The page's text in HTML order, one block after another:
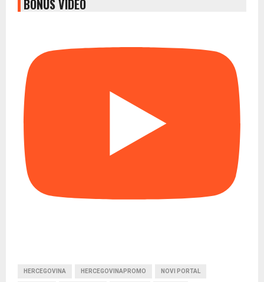
BONUS VIDEO
HERCEGOVINA HERCEGOVINAPROMO NOVI PORTAL